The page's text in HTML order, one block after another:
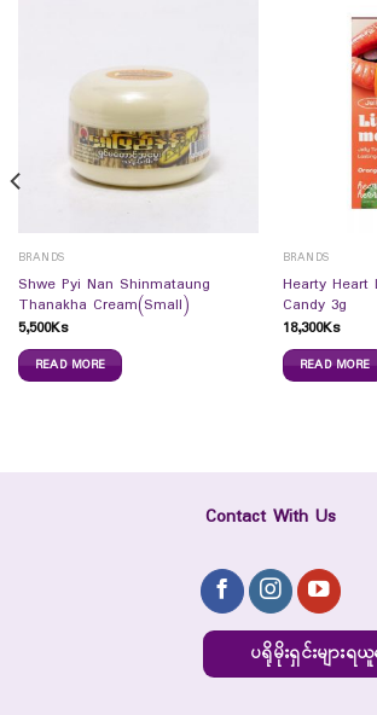
BRANDS
Shwe Pyi Nan Shinmataung
Thanakha Cream(Small)
5,500Ks
READ MORE
BRANDS
Hearty Heart
Candy 3g
18,300Ks
READ MORE
Contact With Us
ပရိုမိုးရှင်းများရ